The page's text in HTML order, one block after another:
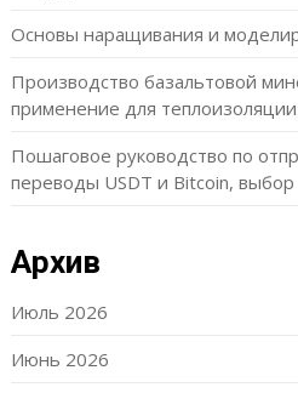
Основы наращивания и
Производство базальтовой
применение для
Пошаговое руководство по
переводы USDT и Bitcoin, выбор
Архив
Июль 2026
Июнь 2026